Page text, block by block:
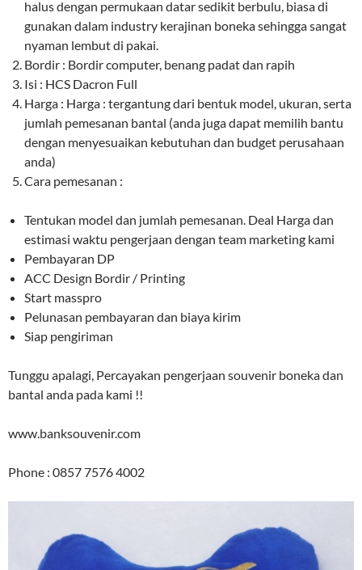
halus dengan permukaan datar sedikit berbulu, biasa di
gunakan dalam industry kerajinan boneka sehingga sangat
nyaman lembut di pakai.
Bordir : Bordir computer, benang padat dan rapih
Isi : HCS Dacron Full
Harga : Harga : tergantung dari bentuk model, ukuran, serta
jumlah pemesanan bantal (anda juga dapat memilih bantu
dengan menyesuaikan kebutuhan dan budget perusahaan
anda)
Cara pemesanan :
Tentukan model dan jumlah pemesanan. Deal Harga dan
estimasi waktu pengerjaan dengan team marketing kami
Pembayaran DP
ACC Design Bordir / Printing
Start masspro
Pelunasan pembayaran dan biaya kirim
Siap pengiriman
Tunggu apalagi, Percayakan pengerjaan souvenir boneka dan
bantal anda pada kami !!
www.banksouvenir.com
Phone : 0857 7576 4002